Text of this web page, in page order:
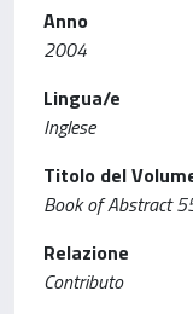
Anno
2004
Lingua/e
Inglese
Titolo del
Book of Abstract
Relazione
Contributo